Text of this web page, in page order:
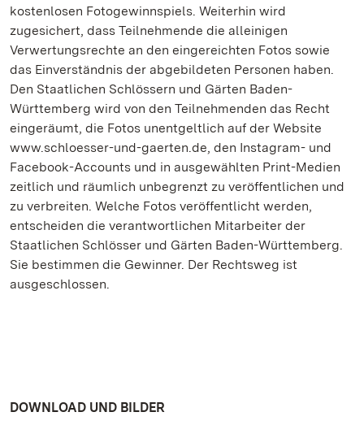
kostenlosen Fotogewinnspiels. Weiterhin wird
zugesichert, dass Teilnehmende die alleinigen
Verwertungsrechte an den eingereichten Fotos sowie
das Einverständnis der abgebildeten Personen haben.
Den Staatlichen Schlössern und Gärten Baden-
Württemberg wird von den Teilnehmenden das Recht
eingeräumt, die Fotos unentgeltlich auf der Website
www.schloesser-und-gaerten.de, den Instagram- und
Facebook-Accounts und in ausgewählten Print-Medien
zeitlich und räumlich unbegrenzt zu veröffentlichen und
zu verbreiten. Welche Fotos veröffentlicht werden,
entscheiden die verantwortlichen Mitarbeiter der
Staatlichen Schlösser und Gärten Baden-Württemberg.
Sie bestimmen die Gewinner. Der Rechtsweg ist
ausgeschlossen.
DOWNLOAD UND BILDER